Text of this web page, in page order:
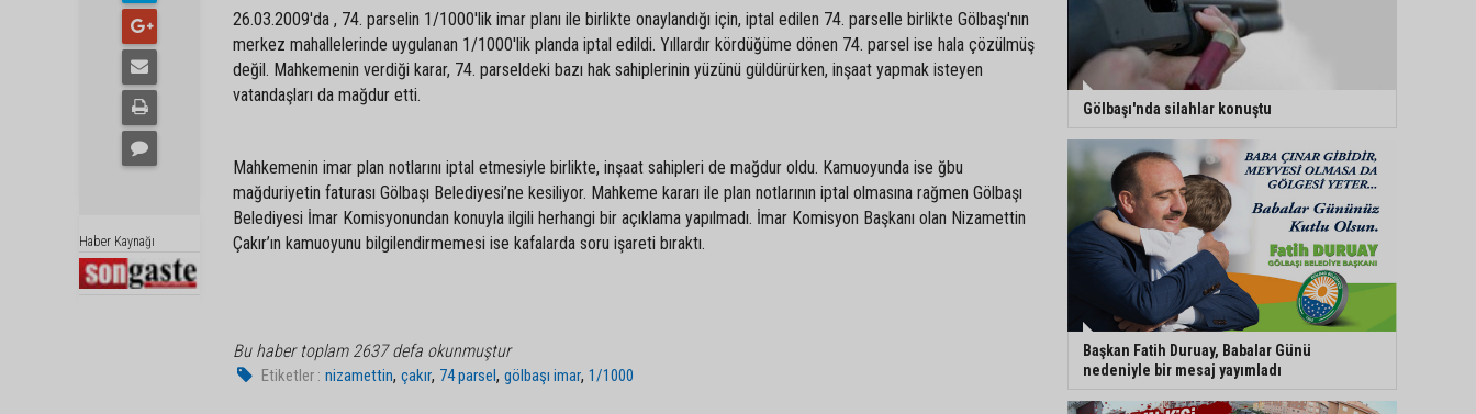
Haber Kaynağı
26.03.2009'da , 74. parselin 1/1000'lik imar planı ile birlikte onaylandığı için, iptal edilen 74. parselle birlikte Gölbaşı'nın
merkez mahallelerinde uygulanan 1/1000'lik planda iptal edildi. Yıllardır kördüğüme dönen 74. parsel ise hala çözülmüş
değil. Mahkemenin verdiği karar, 74. parseldeki bazı hak sahiplerinin yüzünü güldürürken, inşaat yapmak isteyen
vatandaşları da mağdur etti.
Mahkemenin imar plan notlarını iptal etmesiyle birlikte, inşaat sahipleri de mağdur oldu. Kamuoyunda ise ğbu
mağduriyetin faturası Gölbaşı Belediyesi’ne kesiliyor. Mahkeme kararı ile plan notlarının iptal olmasına rağmen Gölbaşı
Belediyesi İmar Komisyonundan konuyla ilgili herhangi bir açıklama yapılmadı. İmar Komisyon Başkanı olan Nizamettin
Çakır’ın kamuoyunu bilgilendirmemesi ise kafalarda soru işareti bıraktı.
Bu haber toplam 2637 defa okunmuştur
Etiketler : nizamettin,çakır, 74 parsel,gölbaşı imar,1/1000
Gölbaşı'nda silahlar konuştu
Başkan Fatih Duruay, Babalar Günü
nedeniyle bir mesaj yayımladı